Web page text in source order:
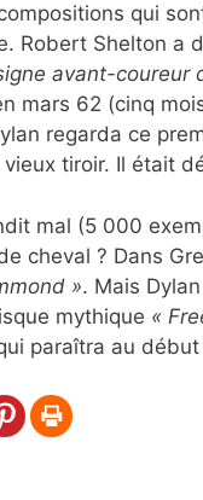
qui
Robert Shelton a
avant-coureur
mars 62 (cinq
regarda ce
vieux tiroir. Il était
mal (5 000
cheval ? Dans
». Mais
mythique «
paraîtra au début